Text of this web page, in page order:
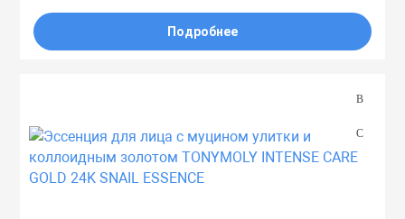
Подробнее